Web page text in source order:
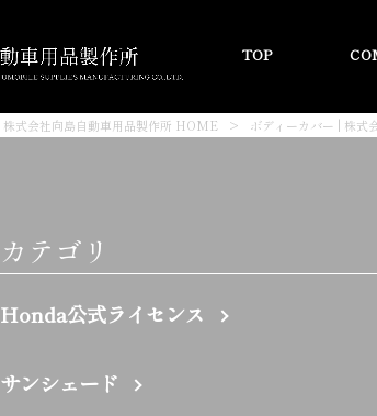
TOP
株式会社向島自動車用品製作所 HOME > ボディーカバー | 株式
カテゴリ
Honda公式ライセンス
サンシェード